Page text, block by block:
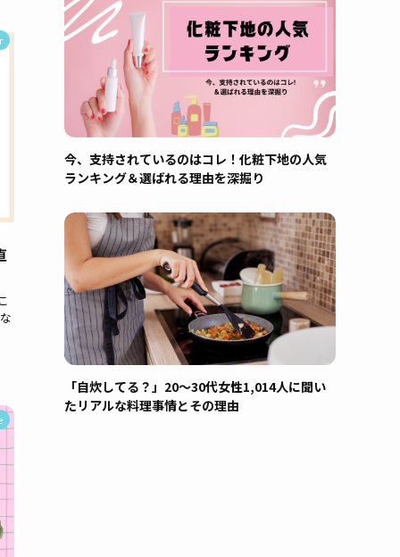
今、支持されているのはコレ！化粧下地の人気
ランキング＆選ばれる理由を深掘り
「自炊してる？」20〜30代女性1,014人に聞い
たリアルな料理事情とその理由